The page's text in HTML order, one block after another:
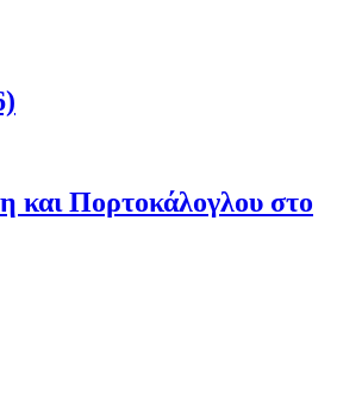
και Πορτοκάλογλου στο